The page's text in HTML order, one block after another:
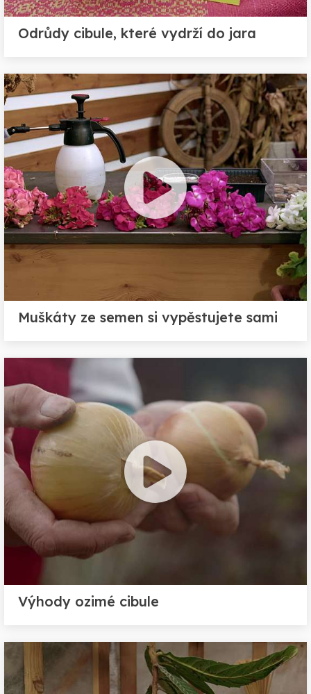
Odrůdy cibule, které vydrží do jara
Muškáty ze semen si vypěstujete sami
Výhody ozimé cibule